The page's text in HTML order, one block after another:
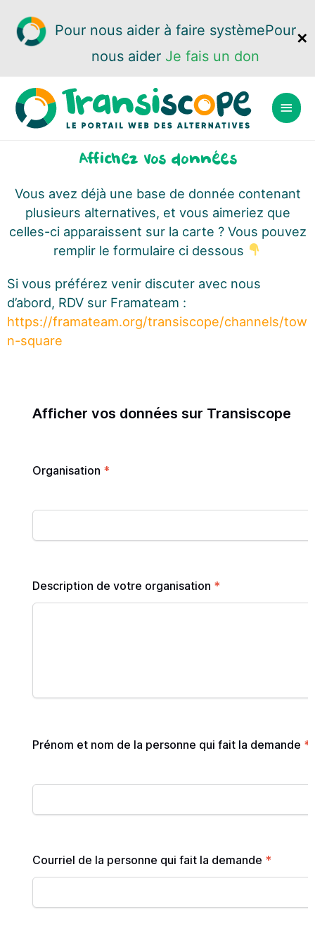
Pour nous aider à faire systèmePour
nous aider Je fais un don
✕
Affichez vos données
Vous avez déjà une base de donnée contenant
plusieurs alternatives, et vous aimeriez que
celles-ci apparaissent sur la carte ? Vous pouvez
remplir le formulaire ci dessous
Si vous préférez venir discuter avec nous
d’abord, RDV sur Framateam :
https://framateam.org/transiscope/channels/tow
n-square